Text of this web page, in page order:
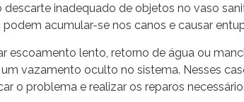
descarte inadequado de objetos no vaso
podem acumular-se nos canos e causar
escoamento lento, retorno de água ou
vazamento oculto no sistema. Nesses
o problema e realizar os reparos